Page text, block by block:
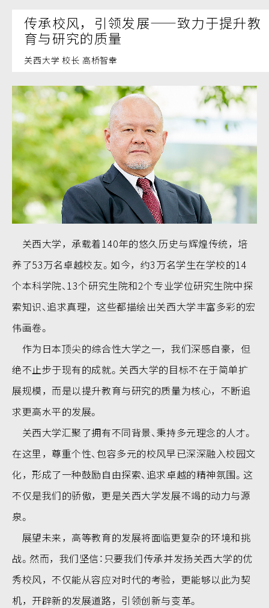
传承校风，引领发展——致力于提升教
育与研究的质量
关西大学 校长 高桥智幸
关西大学，承载着140年的悠久历史与辉煌传统，培
养了53万名卓越校友。如今，约3万名学生在学校的14
个本科学院、13个研究生院和2个专业学位研究生院中探
索知识、追求真理，这些都描绘出关西大学丰富多彩的宏
伟画卷。
作为日本顶尖的综合性大学之一，我们深感自豪，但
绝不止步于现有的成就。关西大学的目标不在于简单扩
展规模，而是以提升教育与研究的质量为核心，不断追
求更高水平的发展。
关西大学汇聚了拥有不同背景、秉持多元理念的人才。
在这里，尊重个性、包容多元的校风早已深深融入校园文
化，形成了一种鼓励自由探索、追求卓越的精神氛围。这
不仅是我们的骄傲，更是关西大学发展不竭的动力与源
泉。
展望未来，高等教育的发展将面临更复杂的环境和挑
战。然而，我们坚信：只要我们传承并发扬关西大学的优
秀校风，不仅能从容应对时代的考验，更能够以此为契
机，开辟新的发展道路，引领创新与变革。